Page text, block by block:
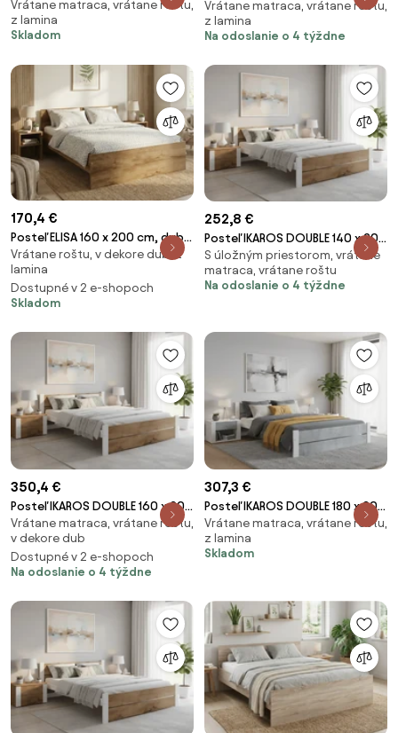
Rošt: S lamelovým roštom,
Matrac: Matrac COCO MAXI 20
cm
Vrátane matraca, vrátane roštu,
z lamina
Skladom
antracitová/biela Rošt: S
latkovým roštom, Matrac:
Matrac COCO MAXI 20 cm
Vrátane matraca, vrátane roštu,
z lamina
Na odoslanie o 4 týždne
170,4 €
Posteľ ELISA 160 x 200 cm, dub
artisan Rošt: S latkovým
roštom, Matrac: Bez matraca
Vrátane roštu, v dekore dub, z
lamina
Dostupné v 2 e-shopoch
Skladom
252,8 €
Posteľ IKAROS DOUBLE 140 x 200
cm, dub artisan/biela Rošt: S
lamelovým roštom, Matrac:
Matrac DELUXE 10 cm
S úložným priestorom, vrátane
matraca, vrátane roštu
Na odoslanie o 4 týždne
350,4 €
Posteľ IKAROS DOUBLE 160 x 200
cm, dub artisan/biela Rošt: S
lamelovým roštom, Matrac:
Matrac SOMMERA 18 cm
Vrátane matraca, vrátane roštu,
v dekore dub
Dostupné v 2 e-shopoch
Na odoslanie o 4 týždne
307,3 €
Posteľ IKAROS DOUBLE 180 x 200
cm, betón/biela Rošt: S
latkovým roštom, Matrac:
Matrac DELUXE 10 cm
Vrátane matraca, vrátane roštu,
z lamina
Skladom